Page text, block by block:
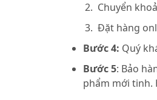
Chuyển
Đặt hàng
Bước 4: Quý
Bước 5: Bảo
phẩm mới tinh.